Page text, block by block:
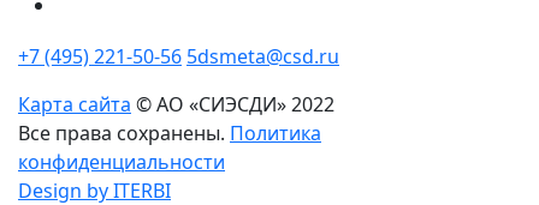
+7 (495) 221-50-56 5dsmeta@csd.ru
Карта сайта © АО «СИЭСДИ» 2022
Все права сохранены. Политика
конфиденциальности
Design by ITERBI